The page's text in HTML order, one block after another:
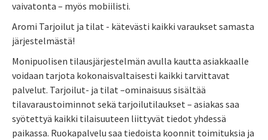
vaivatonta – myös mobiilisti.
Aromi Tarjoilut ja tilat - kätevästi kaikki varaukset samasta
järjestelmästä!
Monipuolisen tilausjärjestelmän avulla kautta asiakkaalle
voidaan tarjota kokonaisvaltaisesti kaikki tarvittavat
palvelut. Tarjoilut- ja tilat –ominaisuus sisältää
tilavaraustoiminnot sekä tarjoilutilaukset – asiakas saa
syötettyä kaikki tilaisuuteen liittyvät tiedot yhdessä
paikassa. Ruokapalvelu saa tiedoista koonnit toimituksia ja